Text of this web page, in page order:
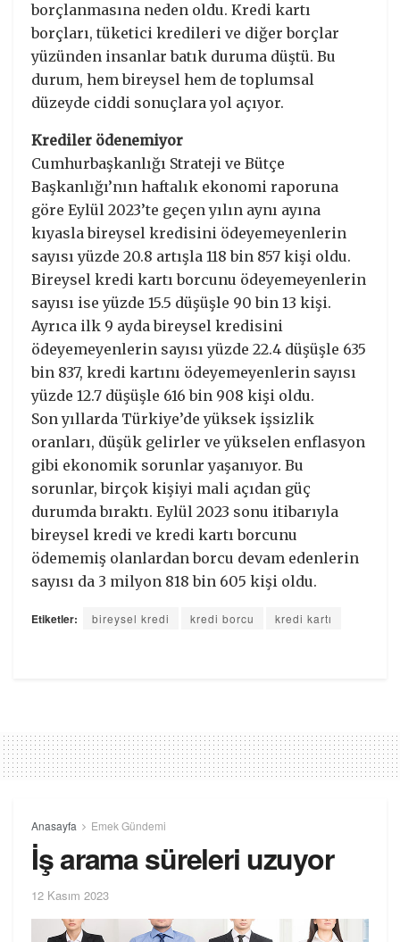
borçlanmasına neden oldu. Kredi kartı
borçları, tüketici kredileri ve diğer borçlar
yüzünden insanlar batık duruma düştü. Bu
durum, hem bireysel hem de toplumsal
düzeyde ciddi sonuçlara yol açıyor.
Krediler ödenemiyor
Cumhurbaşkanlığı Strateji ve Bütçe
Başkanlığı’nın haftalık ekonomi raporuna
göre Eylül 2023’te geçen yılın aynı ayına
kıyasla bireysel kredisini ödeyemeyenlerin
sayısı yüzde 20.8 artışla 118 bin 857 kişi oldu.
Bireysel kredi kartı borcunu ödeyemeyenlerin
sayısı ise yüzde 15.5 düşüşle 90 bin 13 kişi.
Ayrıca ilk 9 ayda bireysel kredisini
ödeyemeyenlerin sayısı yüzde 22.4 düşüşle 635
bin 837, kredi kartını ödeyemeyenlerin sayısı
yüzde 12.7 düşüşle 616 bin 908 kişi oldu.
Son yıllarda Türkiye’de yüksek işsizlik
oranları, düşük gelirler ve yükselen enflasyon
gibi ekonomik sorunlar yaşanıyor. Bu
sorunlar, birçok kişiyi mali açıdan güç
durumda bıraktı. Eylül 2023 sonu itibarıyla
bireysel kredi ve kredi kartı borcunu
ödememiş olanlardan borcu devam edenlerin
sayısı da 3 milyon 818 bin 605 kişi oldu.
Etiketler: bireysel kredi kredi borcu kredi kartı
Anasayfa Emek Gündemi
İş arama süreleri uzuyor
12 Kasım 2023